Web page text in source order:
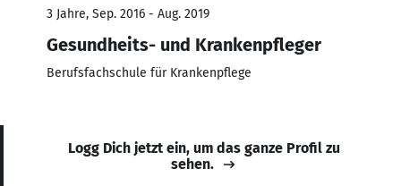
3 Jahre, Sep. 2016 - Aug. 2019
Gesundheits- und Krankenpfleger
Berufsfachschule für Krankenpflege
Logg Dich jetzt ein, um das ganze Profil zu
sehen.